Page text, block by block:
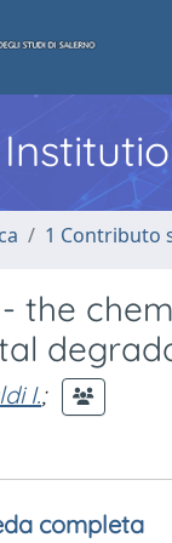
1 Contributo
the
I.;
completa